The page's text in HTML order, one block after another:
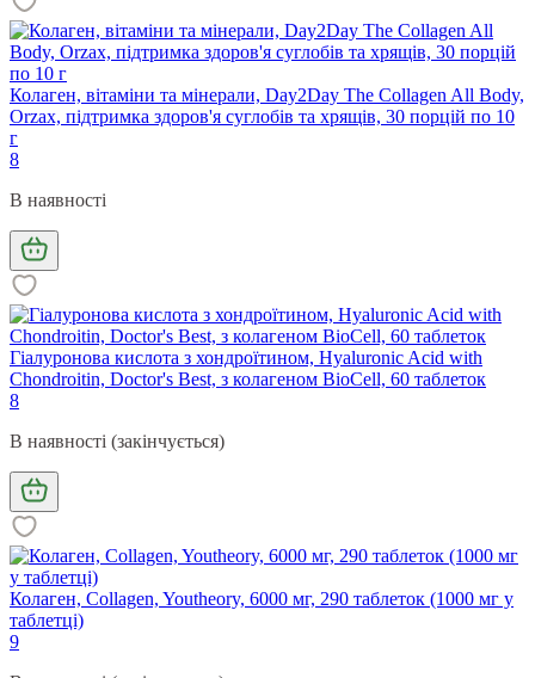
Колаген, вітаміни та мінерали, Day2Day The Collagen All Body,
Orzax, підтримка здоров'я суглобів та хрящів, 30 порцій по 10
г
8
В наявності
Гіалуронова кислота з хондроїтином, Hyaluronic Acid with
Chondroitin, Doctor's Best, з колагеном BioCell, 60 таблеток
8
В наявності (закінчується)
Колаген, Collagen, Youtheory, 6000 мг, 290 таблеток (1000 мг у
таблетці)
9